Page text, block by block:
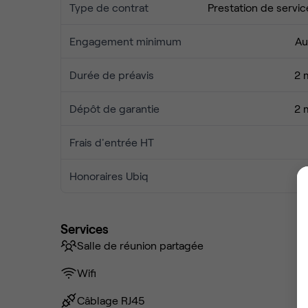
Type de contrat Prestation de
Engagement minimum
Durée de préavis 2
Dépôt de garantie 2
Frais d'entrée HT
Honoraires Ubiq
Services
Salle de réunion partagée
Wifi
Câblage RJ45